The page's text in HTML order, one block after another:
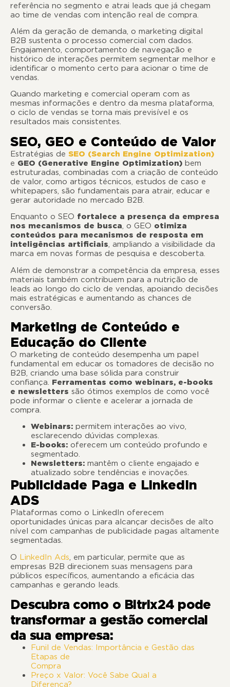
referência no segmento e atrai leads que já chegam
ao time de vendas com intenção real de compra.
Além da geração de demanda, o marketing digital
B2B sustenta o processo comercial com dados.
Engajamento, comportamento de navegação e
histórico de interações permitem segmentar melhor e
identificar o momento certo para acionar o time de
vendas.
Quando marketing e comercial operam com as
mesmas informações e dentro da mesma plataforma,
o ciclo de vendas se torna mais previsível e os
resultados mais consistentes.
SEO, GEO e Conteúdo de Valor
Estratégias de SEO (Search Engine Optimization)
e GEO (Generative Engine Optimization) bem
estruturadas, combinadas com a criação de conteúdo
de valor, como artigos técnicos, estudos de caso e
whitepapers, são fundamentais para atrair, educar e
gerar autoridade no mercado B2B.
Enquanto o SEO fortalece a presença da empresa
nos mecanismos de busca, o GEO otimiza
conteúdos para mecanismos de resposta em
inteligências artificiais, ampliando a visibilidade da
marca em novas formas de pesquisa e descoberta.
Além de demonstrar a competência da empresa, esses
materiais também contribuem para a nutrição de
leads ao longo do ciclo de vendas, apoiando decisões
mais estratégicas e aumentando as chances de
conversão.
Marketing de Conteúdo e
Educação do Cliente
O marketing de conteúdo desempenha um papel
fundamental em educar os tomadores de decisão no
B2B, criando uma base sólida para construir
confiança. Ferramentas como webinars, e-books
e newsletters são ótimos exemplos de como você
pode informar o cliente e acelerar a jornada de
compra.
Webinars: permitem interações ao vivo,
esclarecendo dúvidas complexas.
E-books: oferecem um conteúdo profundo e
segmentado.
Newsletters: mantêm o cliente engajado e
atualizado sobre tendências e inovações.
Publicidade Paga e LinkedIn
ADS
Plataformas como o LinkedIn oferecem
oportunidades únicas para alcançar decisões de alto
nível com campanhas de publicidade pagas altamente
segmentadas.
O LinkedIn Ads, em particular, permite que as
empresas B2B direcionem suas mensagens para
públicos específicos, aumentando a eficácia das
campanhas e gerando leads.
Descubra como o Bitrix24 pode
transformar a gestão comercial
da sua empresa:
Funil de Vendas: Importância e Gestão das
Etapas de
Compra
Preço x Valor: Você Sabe Qual a
Diferença?